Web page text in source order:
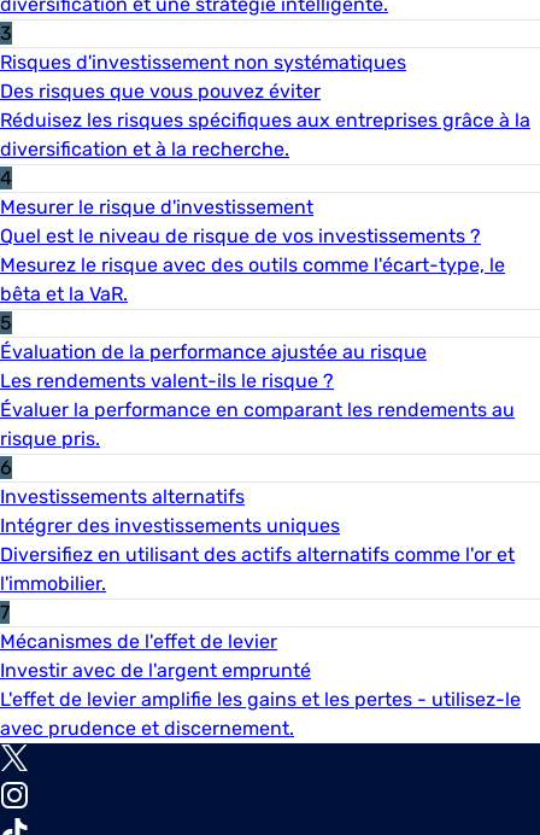
diversification et une stratégie intelligente.
3
Risques d'investissement non systématiques
Des risques que vous pouvez éviter
Réduisez les risques spécifiques aux entreprises grâce à la
diversification et à la recherche.
4
Mesurer le risque d'investissement
Quel est le niveau de risque de vos investissements ?
Mesurez le risque avec des outils comme l'écart-type, le
bêta et la VaR.
5
Évaluation de la performance ajustée au risque
Les rendements valent-ils le risque ?
Évaluer la performance en comparant les rendements au
risque pris.
6
Investissements alternatifs
Intégrer des investissements uniques
Diversifiez en utilisant des actifs alternatifs comme l'or et
l'immobilier.
7
Mécanismes de l'effet de levier
Investir avec de l'argent emprunté
L'effet de levier amplifie les gains et les pertes - utilisez-le
avec prudence et discernement.